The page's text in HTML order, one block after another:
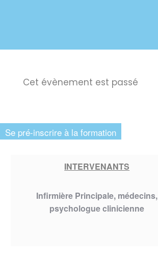
Cet évènement est passé
Se pré-inscrire à la formation
INTERVENANTS
Infirmière Principale, médecins,
psychologue clinicienne